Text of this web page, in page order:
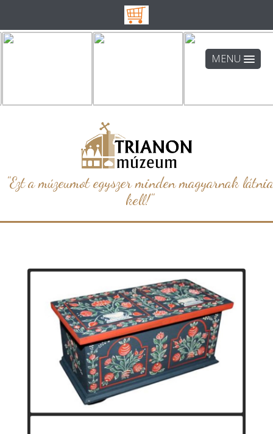
MENU
"Ezt a múzeumot egyszer minden magyarnak látnia
kell!"